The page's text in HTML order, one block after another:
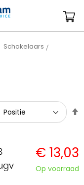
Schakelaars
€ 13,03
Op voorraad